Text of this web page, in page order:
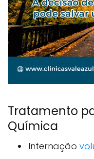
Tratamento
Química
Internação